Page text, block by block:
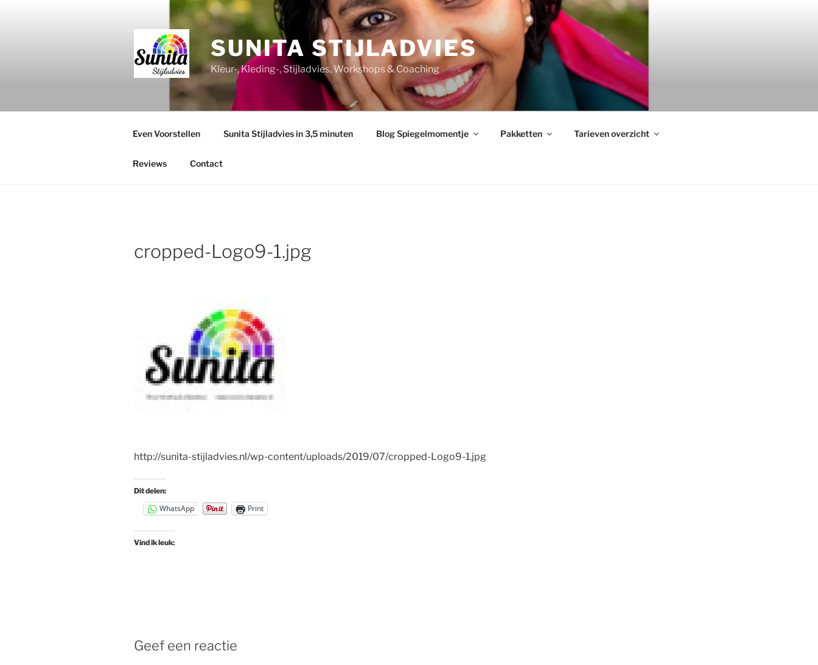
SUNITA STIJLADVIES
Kleur-, Kleding-, Stijladvies, Workshops & Coaching
Even Voorstellen Sunita Stijladvies in 3,5 minuten Blog Spiegelmomentje Pakketten Tarieven overzicht
Reviews Contact
cropped-Logo9-1.jpg
http://sunita-stijladvies.nl/wp-content/uploads/2019/07/cropped-Logo9-1.jpg
Dit delen:
WhatsApp Print
Vind ik leuk:
Geef een reactie